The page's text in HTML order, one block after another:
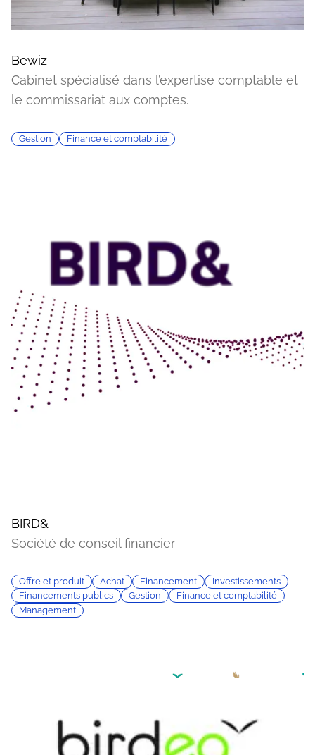
Bewiz
Cabinet spécialisé dans l’expertise comptable et
le commissariat aux comptes.
Gestion Finance et comptabilité
BIRD&
Société de conseil financier
Offre et produit Achat Financement
Investissements
Financements publics
Gestion
Finance et comptabilité
Management